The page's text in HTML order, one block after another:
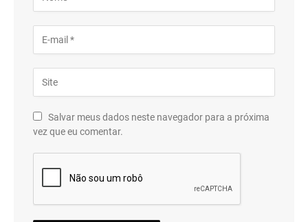
Salvar meus dados neste navegador para a próxima
vez que eu comentar.